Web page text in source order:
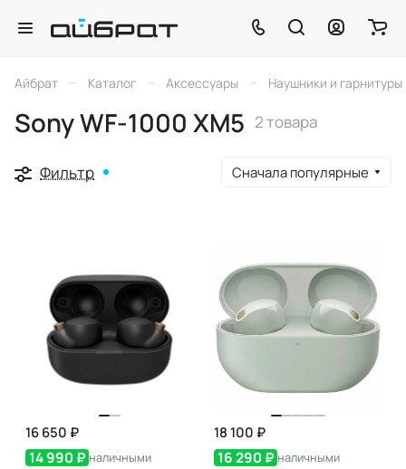
Айбрат – Каталог – Аксессуары – Наушники и гарнитуры
Sony WF-1000 XM5 2 товара
Фильтр Сначала популярные
16 650 ₽
14 990 ₽ наличными
18 100 ₽
16 290 ₽ наличными